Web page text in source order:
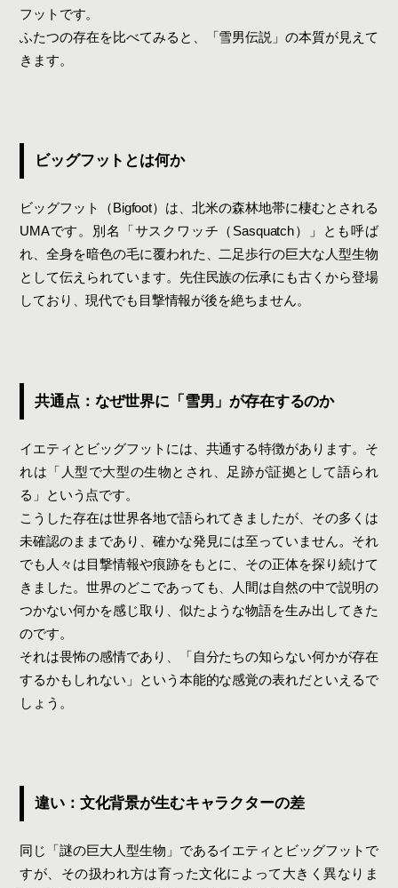
フットです。
ふたつの存在を比べてみると、「雪男伝説」の本質が見えて
きます。
ビッグフットとは何か
ビッグフット（Bigfoot）は、北米の森林地帯に棲むとされる
UMAです。別名「サスクワッチ（Sasquatch）」とも呼ば
れ、全身を暗色の毛に覆われた、二足歩行の巨大な人型生物
として伝えられています。先住民族の伝承にも古くから登場
しており、現代でも目撃情報が後を絶ちません。
共通点：なぜ世界に「雪男」が存在するのか
イエティとビッグフットには、共通する特徴があります。そ
れは「人型で大型の生物とされ、足跡が証拠として語られ
る」という点です。
こうした存在は世界各地で語られてきましたが、その多くは
未確認のままであり、確かな発見には至っていません。それ
でも人々は目撃情報や痕跡をもとに、その正体を探り続けて
きました。世界のどこであっても、人間は自然の中で説明の
つかない何かを感じ取り、似たような物語を生み出してきた
のです。
それは畏怖の感情であり、「自分たちの知らない何かが存在
するかもしれない」という本能的な感覚の表れだといえるで
しょう。
違い：文化背景が生むキャラクターの差
同じ「謎の巨大人型生物」であるイエティとビッグフットで
すが、その扱われ方は育った文化によって大きく異なりま